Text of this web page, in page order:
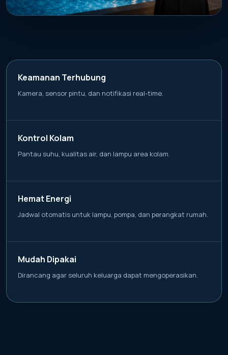
Keamanan Terhubung
Kamera, sensor pintu, dan notifikasi real-time.
Kontrol Kolam
Pantau suhu, kualitas air, dan lampu area kolam.
Hemat Energi
Jadwal otomatis untuk lampu, pompa, dan perangkat rumah.
Mudah Dipakai
Dirancang agar seluruh keluarga dapat mengoperasikan.